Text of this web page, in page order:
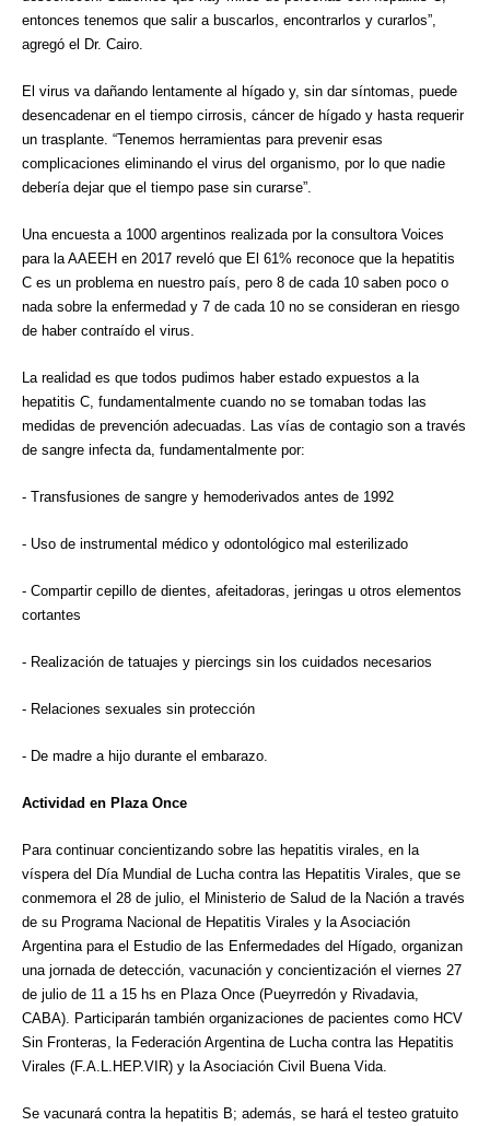
entonces tenemos que salir a buscarlos, encontrarlos y curarlos”,
agregó el Dr. Cairo.
El virus va dañando lentamente al hígado y, sin dar síntomas, puede
desencadenar en el tiempo cirrosis, cáncer de hígado y hasta requerir
un trasplante. “Tenemos herramientas para prevenir esas
complicaciones eliminando el virus del organismo, por lo que nadie
debería dejar que el tiempo pase sin curarse”.
Una encuesta a 1000 argentinos realizada por la consultora Voices
para la AAEEH en 2017 reveló que El 61% reconoce que la hepatitis
C es un problema en nuestro país, pero 8 de cada 10 saben poco o
nada sobre la enfermedad y 7 de cada 10 no se consideran en riesgo
de haber contraído el virus.
La realidad es que todos pudimos haber estado expuestos a la
hepatitis C, fundamentalmente cuando no se tomaban todas las
medidas de prevención adecuadas. Las vías de contagio son a través
de sangre infecta da, fundamentalmente por:
- Transfusiones de sangre y hemoderivados antes de 1992
- Uso de instrumental médico y odontológico mal esterilizado
- Compartir cepillo de dientes, afeitadoras, jeringas u otros elementos
cortantes
- Realización de tatuajes y piercings sin los cuidados necesarios
- Relaciones sexuales sin protección
- De madre a hijo durante el embarazo.
Actividad en Plaza Once
Para continuar concientizando sobre las hepatitis virales, en la
víspera del Día Mundial de Lucha contra las Hepatitis Virales, que se
conmemora el 28 de julio, el Ministerio de Salud de la Nación a través
de su Programa Nacional de Hepatitis Virales y la Asociación
Argentina para el Estudio de las Enfermedades del Hígado, organizan
una jornada de detección, vacunación y concientización el viernes 27
de julio de 11 a 15 hs en Plaza Once (Pueyrredón y Rivadavia,
CABA). Participarán también organizaciones de pacientes como HCV
Sin Fronteras, la Federación Argentina de Lucha contra las Hepatitis
Virales (F.A.L.HEP.VIR) y la Asociación Civil Buena Vida.
Se vacunará contra la hepatitis B; además, se hará el testeo gratuito